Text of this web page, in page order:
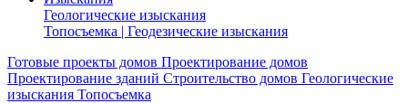
Геологические изыскания
Топосъемка | Геодезические изыскания
Готовые проекты домов Проектирование домов
Проектирование зданий Строительство домов Геологические
изыскания Топосъемка